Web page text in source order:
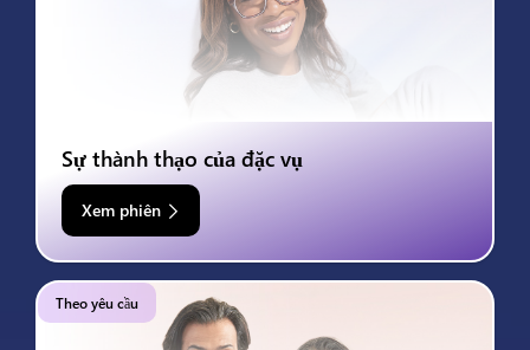
Sự thành thạo của đặc vụ
Xem phiên
Theo yêu cầu